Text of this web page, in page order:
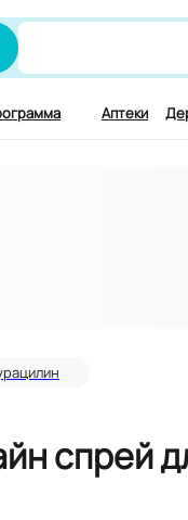
Поиск по
Аптеки
спрей